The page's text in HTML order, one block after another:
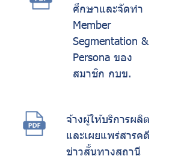
ศึกษาและจัดทำ
Member
Segmentation &
Persona ของ
สมาชิก กบข.
จ้างผู้ให้บริการผลิต
และเผยแพร่สารคดี
ข่าวสั้นทางสถานี